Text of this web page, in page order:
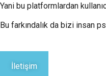
Yani bu platformlardan
Bu farkındalık da bizi insan
İletişim